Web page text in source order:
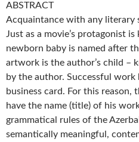
ABSTRACT
Acquaintance with any literary
Just as a movie’s protagonist
newborn baby is named after
artwork is the author’s child –
by the author. Successful work
business card. For this
have the name (title) of his
grammatical rules of the
semantically meaningful,